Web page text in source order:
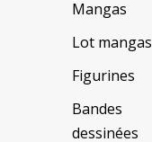
Mangas
Lot mangas
Figurines
Bandes
dessinées